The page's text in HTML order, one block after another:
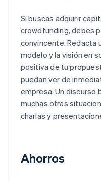
Si buscas adquirir
crowdfunding, debes
convincente. Redacta
modelo y la visión en
positiva de tu
puedan ver de
empresa. Un discurso
muchas otras
charlas y
Ahorros